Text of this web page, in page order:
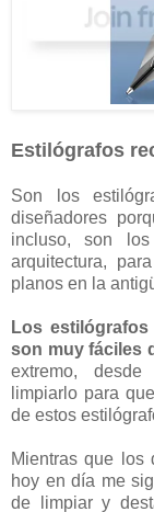
Estilógrafos
Son los
diseñadores
incluso, son
arquitectura,
planos en la
Los
son muy fáciles
extremo,
limpiarlo para
de estos
Mientras que los
hoy en día me
de limpiar y